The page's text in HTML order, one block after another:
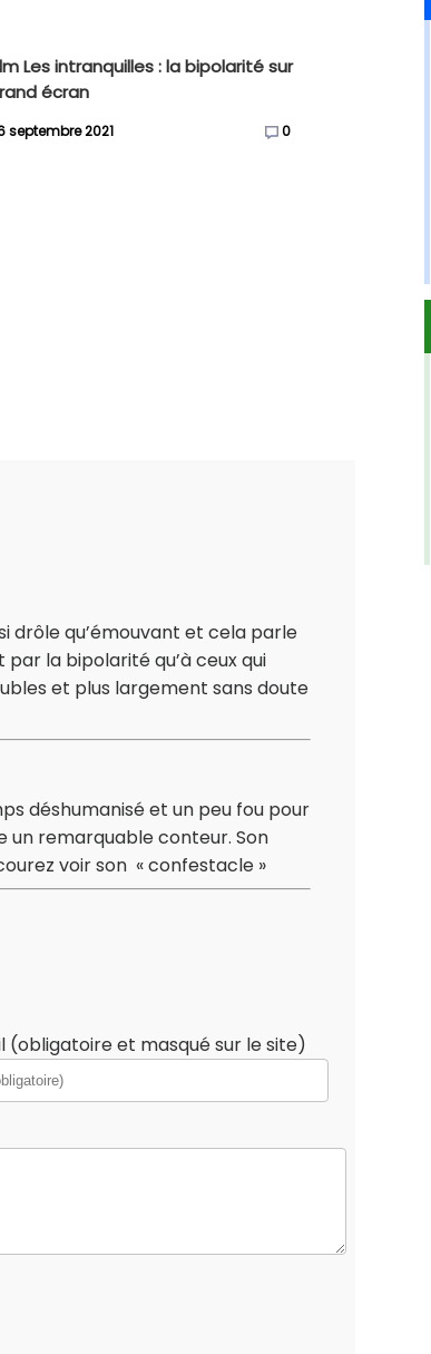
Les intranquilles : la bipolarité sur
écran
septembre 2021 0
drôle qu’émouvant et cela parle
la bipolarité qu’à ceux qui
et plus largement sans doute
déshumanisé et un peu fou pour
un remarquable conteur. Son
voir son « confestacle »
(obligatoire et masqué sur le site)